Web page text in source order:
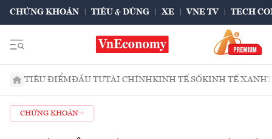
CHỨNG KHOÁN TIÊU & DÙNG XE VNE TV TECH
TIÊU ĐIỂMĐẦU TƯTÀI CHÍNHKINH TẾ SỐKINH TẾ XANH
CHỨNG KHOÁN